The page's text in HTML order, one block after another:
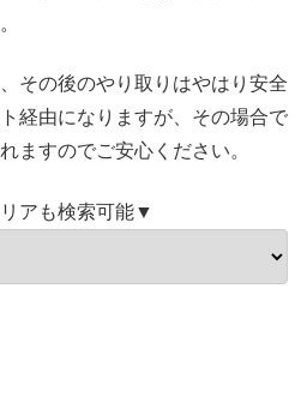
その後のやり取りはやはり安全
経由になりますが、その場合で
ますのでご安心ください。
アも検索可能▼